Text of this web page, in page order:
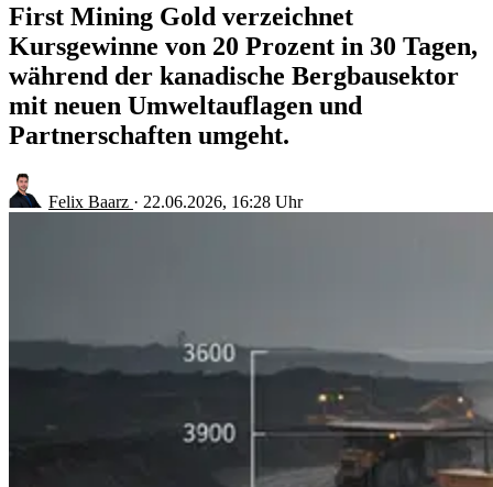
First Mining Gold verzeichnet
Kursgewinne von 20 Prozent in 30 Tagen,
während der kanadische Bergbausektor
mit neuen Umweltauflagen und
Partnerschaften umgeht.
Felix Baarz · 22.06.2026, 16:28 Uhr